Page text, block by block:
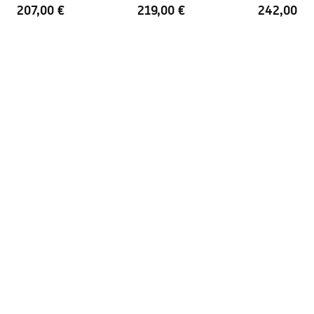
Instrukcja montażu
207,00 € 219,00 € 242,00 €